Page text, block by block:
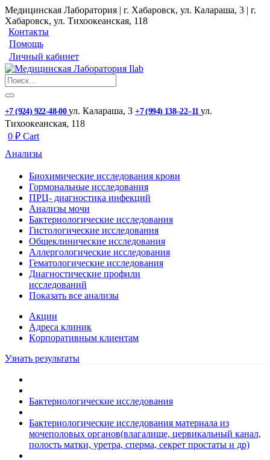
Медицинская Лаборатория | г. Хабаровск, ул. Калараша, 3 | г.
Хабаровск, ул. ​Тихоокеанская, 118
Контакты
Помощь
Личный кабинет
+7 (924) 922-48-00 ул. ​Калараша, 3 +7 (994) 138‒22‒11 ул. ​
Тихоокеанская, 118
0 ₽ Cart
Анализы
Биохимические исследования крови
Гормональные исследования
ПРЦ- диагностика инфекций
Анализы мочи
Бактериологические исследования
Гистологические исследования
Общеклинические исследования
Аллергологические исследования
Гематологические исследования
Диагностические профили
исследований
Показать все анализы
Акции
Адреса клиник
Кoрпоративным клиентам
Узнать результаты
Бактериологические исследования
Бактериологические исследования материала из
мочеполовых органов(влагалище, цервикальный канал,
полость матки, уретра, сперма, секрет простаты и др)